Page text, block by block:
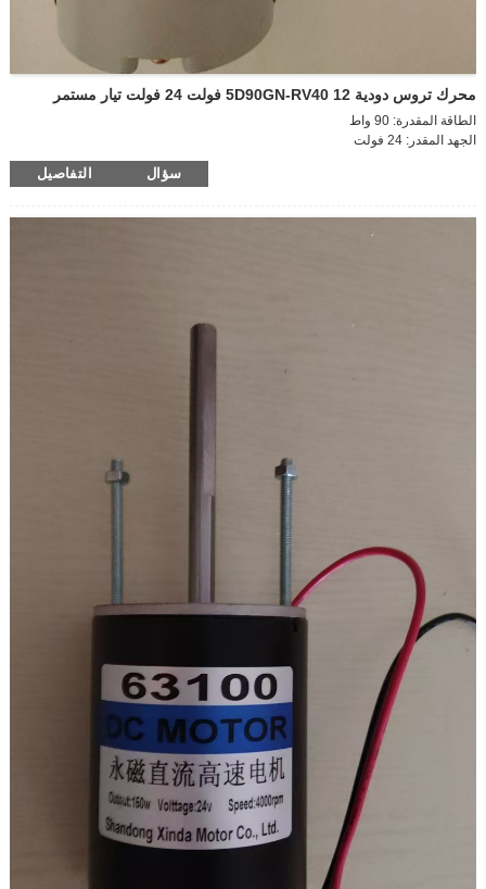
محرك تروس دودية 5D90GN-RV40 12 فولت 24 فولت تيار مستمر
الطاقة المقدرة: 90 واط
الجهد المقدر: 24 فولت
التيار عند التحميل: 5.5 أمبير
عزم الدوران عند التحميل: 3.2 كجم.سم
سؤال التفاصيل